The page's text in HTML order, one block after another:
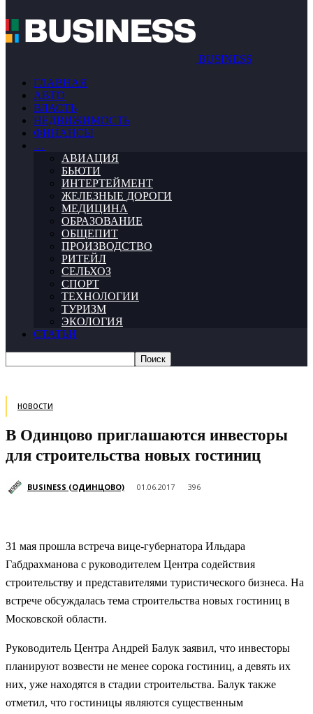
BUSINESS
ГЛАВНАЯ
АВТО
ВЛАСТЬ
НЕДВИЖИМОСТЬ
ФИНАНСЫ
…
АВИАЦИЯ
БЬЮТИ
ИНТЕРТЕЙМЕНТ
ЖЕЛЕЗНЫЕ ДОРОГИ
МЕДИЦИНА
ОБРАЗОВАНИЕ
ОБЩЕПИТ
ПРОИЗВОДСТВО
РИТЕЙЛ
СЕЛЬХОЗ
СПОРТ
ТЕХНОЛОГИИ
ТУРИЗМ
ЭКОЛОГИЯ
СТАТЬИ
НОВОСТИ
В Одинцово приглашаются инвесторы
для строительства новых гостиниц
BUSINESS (ОДИНЦОВО) 01.06.2017 396
31 мая прошла встреча вице-губернатора Ильдара
Габдрахманова с руководителем Центра содействия
строительству и представителями туристического бизнеса. На
встрече обсуждалась тема строительства новых гостиниц в
Московской области.
Руководитель Центра Андрей Балук заявил, что инвесторы
планируют возвести не менее сорока гостиниц, а девять их
них, уже находятся в стадии строительства. Балук также
отметил, что гостиницы являются существенным